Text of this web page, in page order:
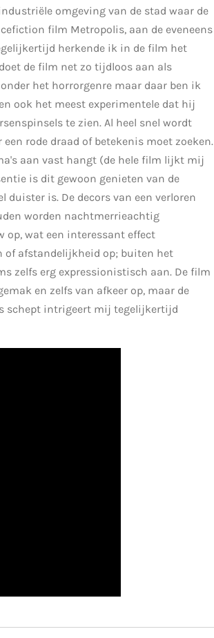
omgeving van de stad waar de
film Metropolis, aan de eveneens
herkende ik in de film het
de film net zo tijdloos aan als
het horrorgenre maar daar ben ik
ook het meest experimentele dat hij
te zien. Al heel snel wordt
rode draad of betekenis moet zoeken.
aan vast hangt (de hele film lijkt mij
is dit gewoon genieten van de
duister is. De decors van een verloren
worden nachtmerrieachtig
op, wat een interessant effect
of afstandelijkheid op; buiten het
zelfs erg expressionistisch aan. De film
en zelfs van afkeer op, maar de
schept intrigeert mij tegelijkertijd